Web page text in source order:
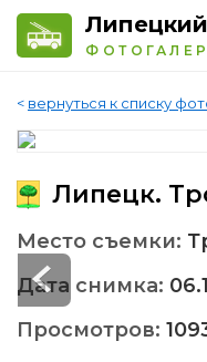
< вернуться к списку
Липецк.
Место съемки:
Дата снимка:
Просмотров: